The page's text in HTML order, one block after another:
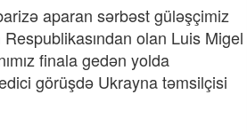
aparan sərbəst güləşçimiz
olan Luis Migel
finala gedən yolda
görüşdə Ukrayna təmsilçisi